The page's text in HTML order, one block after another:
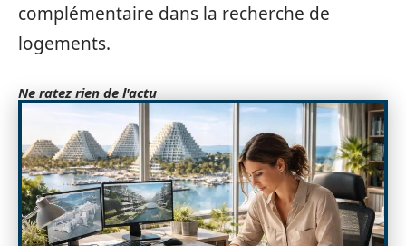
complémentaire dans la recherche de
logements.
Ne ratez rien de l'actu